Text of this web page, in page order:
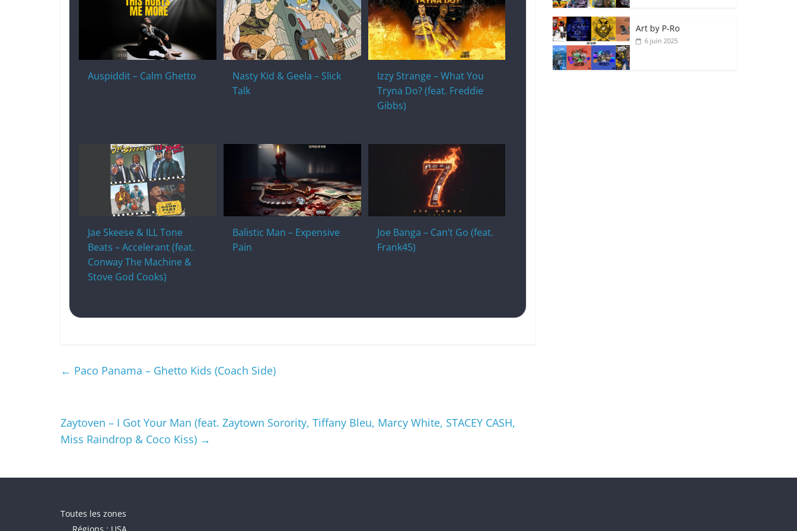
Auspiddit – Calm Ghetto
Nasty Kid & Geela – Slick
Talk
Izzy Strange – What You
Tryna Do? (feat. Freddie
Gibbs)
Jae Skeese & ILL Tone
Beats – Accelerant (feat.
Conway The Machine &
Stove God Cooks)
Balistic Man – Expensive
Pain
Joe Banga – Can’t Go (feat.
Frank45)
← Paco Panama – Ghetto Kids (Coach Side)
Zaytoven – I Got Your Man (feat. Zaytown Sorority, Tiffany Bleu, Marcy White, STACEY CASH,
Miss Raindrop & Coco Kiss) →
Art by P‑Ro
6 juin 2025
Toutes les zones
Régions : USA